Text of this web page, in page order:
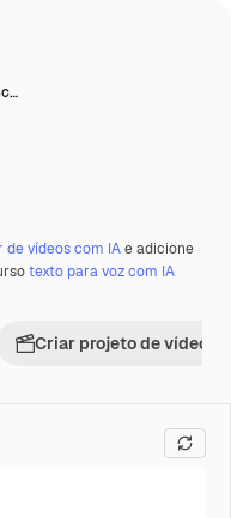
de vídeos com IAe adicione
texto para voz com IA
Criar projeto de vídeo